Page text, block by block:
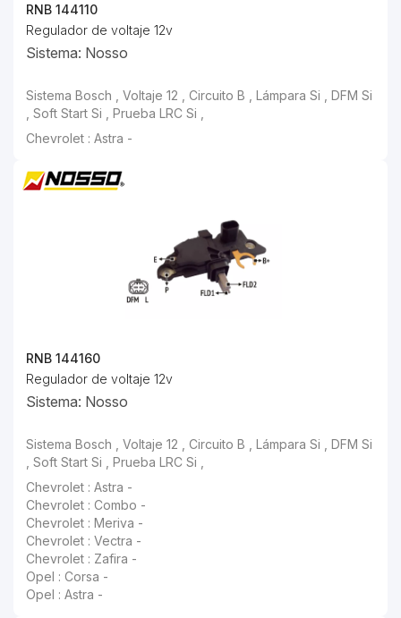
RNB 144110
Regulador de voltaje 12v
Sistema: Nosso
Sistema Bosch , Voltaje 12 , Circuito B , Lámpara Si , DFM Si , Soft Start Si , Prueba LRC Si ,
Chevrolet : Astra -
RNB 144160
Regulador de voltaje 12v
Sistema: Nosso
Sistema Bosch , Voltaje 12 , Circuito B , Lámpara Si , DFM Si , Soft Start Si , Prueba LRC Si ,
Chevrolet : Astra -
Chevrolet : Combo -
Chevrolet : Meriva -
Chevrolet : Vectra -
Chevrolet : Zafira -
Opel : Corsa -
Opel : Astra -